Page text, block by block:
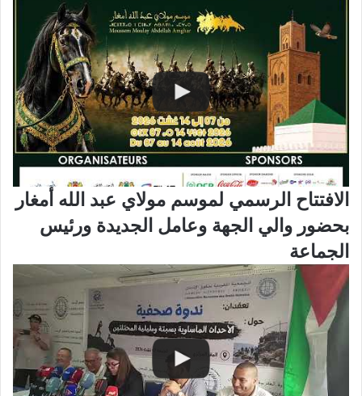
الافتتاح الرسمي لموسم مولاي عبد الله أمغار
بحضور والي الجهة وعامل الجديدة ورئيس
الجماعة